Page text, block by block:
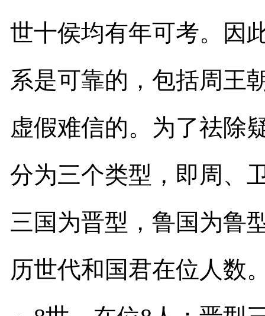
世十侯均有年可考。因
系是可靠的，包括周王
虚假难信的。为了祛除
分为三个类型，即周、
三国为晋型，鲁国为鲁
历世代和国君在位人数